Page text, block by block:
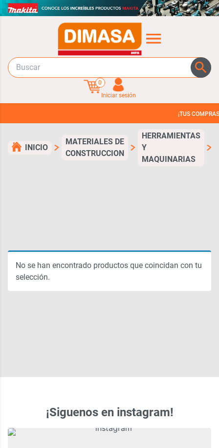
0
Iniciar sesión
¡TUS COMPRAS
INICIO
MATERIALES DE
CONSTRUCCION
HERRAMIENTAS
Y
MAQUINARIAS
No se han encontrado productos que coincidan con tu
selección.
¡Siguenos en instagram!